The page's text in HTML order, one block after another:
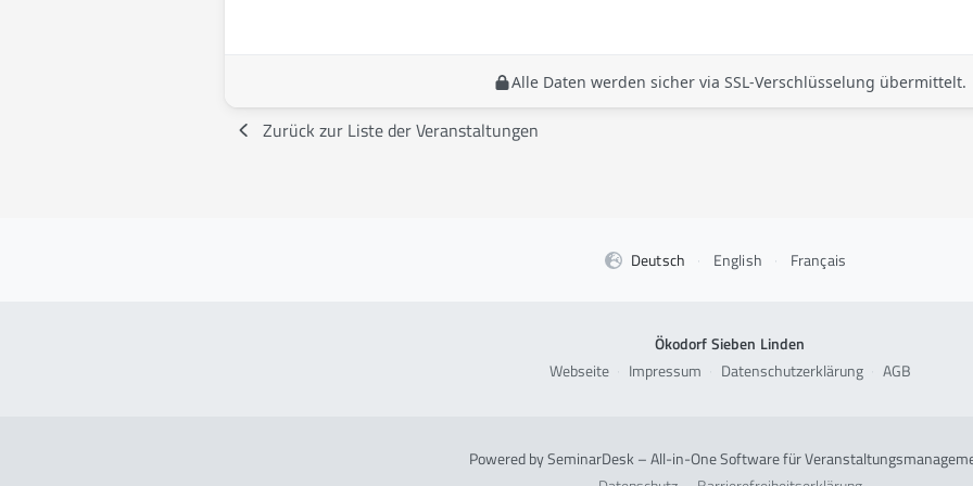
Alle Daten werden sicher via SSL-Verschlüsselung übermittelt.
Zurück zur Liste der Veranstaltungen
Deutsch · English · Français
Ökodorf Sieben Linden
Webseite
Impressum Datenschutzerklärung AGB
Powered by SeminarDesk – All-in-One Software für